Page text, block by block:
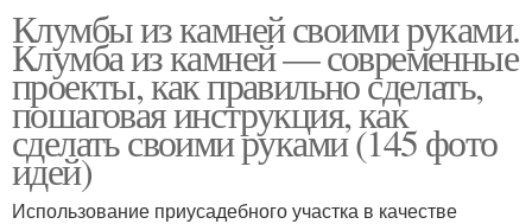
Клумбы из камней своими руками.
Клумба из камней — современные
проекты, как правильно сделать,
пошаговая инструкция, как
сделать своими руками (145 фото
идей)
Использование приусадебного участка в качестве